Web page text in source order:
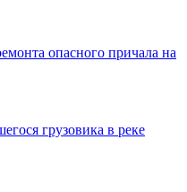
опасного причала на
грузовика в реке